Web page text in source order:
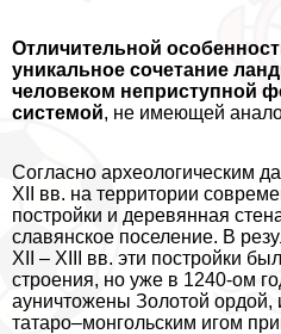
Отличительной
уникальное сочетание
человеком неприступной
системой, не имеющей
Согласно археологическим
XII вв. на территории
постройки и деревянная
славянское поселение. В
XII – XIII вв. эти постройки
строения, но уже в 1240-ом
aуничтожены Золотой ордой,
татаро–монгольским игом